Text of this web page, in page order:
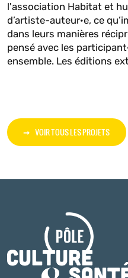
l'association Habitat et
d’artiste-auteur·e, ce
dans leurs manières
pensé avec les
ensemble. Les éditions
VOIR TOUS LES PROJETS